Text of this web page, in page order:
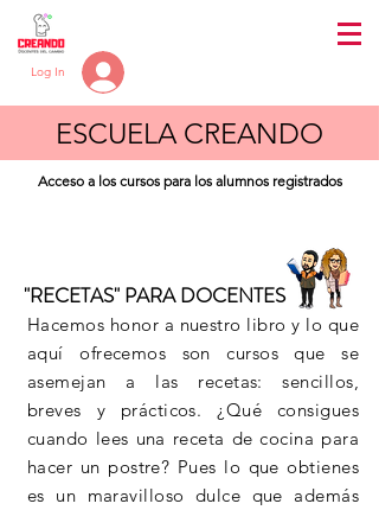
Log In
ESCUELA CREANDO
Acceso a los cursos para los alumnos registrados
"RECETAS" PARA DOCENTES
Hacemos honor a nuestro libro y lo que
aquí ofrecemos son cursos que se
asemejan a las recetas: sencillos,
breves y prácticos. ¿Qué consigues
cuando lees una receta de cocina para
hacer un postre? Pues lo que obtienes
es un maravilloso dulce que además